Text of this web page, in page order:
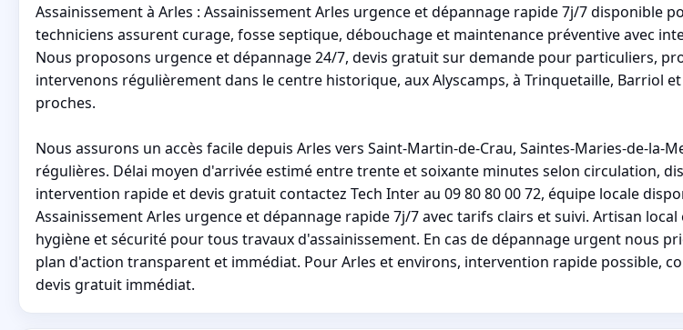
Assainissement à Arles : Assainissement Arles urgence et dépannage rapide 7j/7 disponible
techniciens assurent curage, fosse septique, débouchage et maintenance préventive avec
Nous proposons urgence et dépannage 24/7, devis gratuit sur demande pour particuliers,
intervenons régulièrement dans le centre historique, aux Alyscamps, à Trinquetaille, Barriol
proches.
Nous assurons un accès facile depuis Arles vers Saint-Martin-de-Crau, Saintes-Maries-de-la-
régulières. Délai moyen d'arrivée estimé entre trente et soixante minutes selon circulation,
intervention rapide et devis gratuit contactez Tech Inter au 09 80 80 00 72, équipe locale
Assainissement Arles urgence et dépannage rapide 7j/7 avec tarifs clairs et suivi. Artisan
hygiène et sécurité pour tous travaux d'assainissement. En cas de dépannage urgent nous
plan d'action transparent et immédiat. Pour Arles et environs, intervention rapide possible,
devis gratuit immédiat.